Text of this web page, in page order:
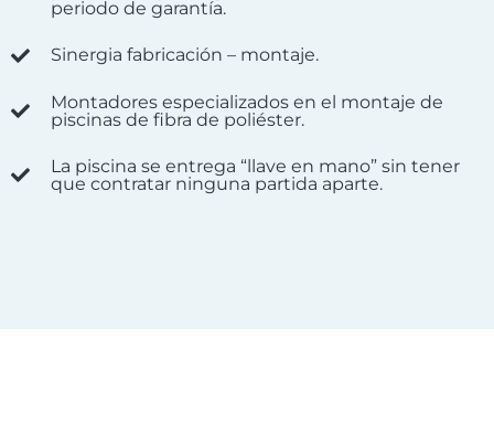
periodo de garantía.
Sinergia fabricación – montaje.
Montadores especializados en el montaje de
piscinas de fibra de poliéster.
La piscina se entrega “llave en mano” sin tener
que contratar ninguna partida aparte.